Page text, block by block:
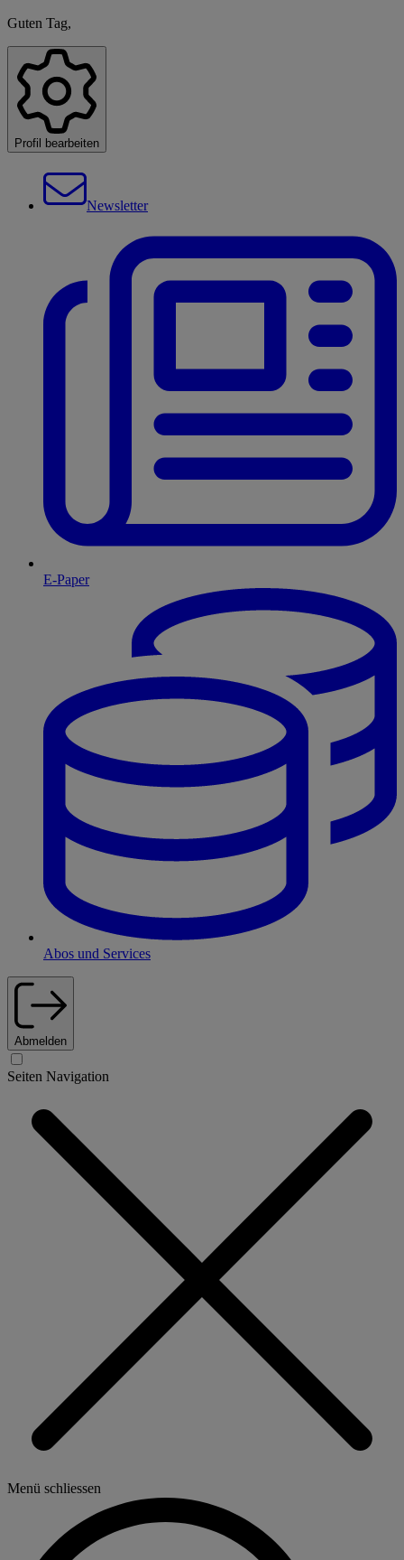
Guten Tag,
Profil bearbeiten
Newsletter
E-Paper
Abos und Services
Abmelden
Seiten Navigation
Menü schliessen